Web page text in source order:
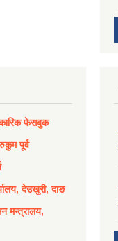
फेसबुक
पूर्व
देउखुरी, दाङ
मन्त्रालय,